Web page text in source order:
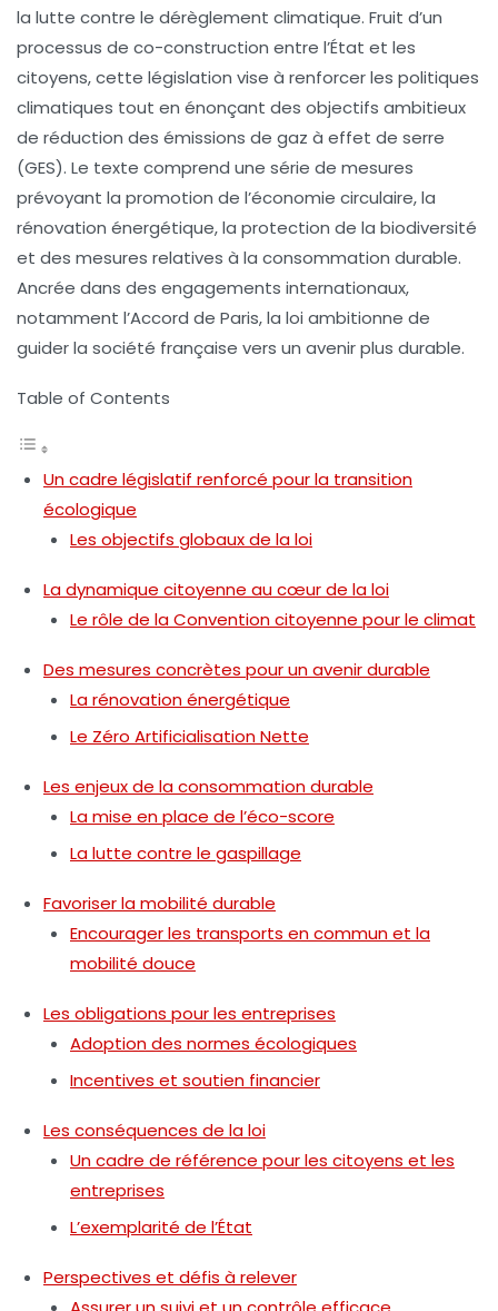
la lutte contre le dérèglement climatique. Fruit d’un
processus de co-construction entre l’État et les
citoyens, cette législation vise à renforcer les politiques
climatiques tout en énonçant des objectifs ambitieux
de réduction des émissions de gaz à effet de serre
(GES). Le texte comprend une série de mesures
prévoyant la promotion de l’économie circulaire, la
rénovation énergétique, la protection de la biodiversité
et des mesures relatives à la consommation durable.
Ancrée dans des engagements internationaux,
notamment l’Accord de Paris, la loi ambitionne de
guider la société française vers un avenir plus durable.
Table of Contents
Un cadre législatif renforcé pour la transition
écologique
Les objectifs globaux de la loi
La dynamique citoyenne au cœur de la loi
Le rôle de la Convention citoyenne pour le climat
Des mesures concrètes pour un avenir durable
La rénovation énergétique
Le Zéro Artificialisation Nette
Les enjeux de la consommation durable
La mise en place de l’éco-score
La lutte contre le gaspillage
Favoriser la mobilité durable
Encourager les transports en commun et la
mobilité douce
Les obligations pour les entreprises
Adoption des normes écologiques
Incentives et soutien financier
Les conséquences de la loi
Un cadre de référence pour les citoyens et les
entreprises
L’exemplarité de l’État
Perspectives et défis à relever